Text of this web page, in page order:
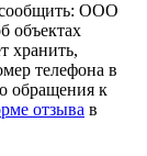
сообщить: ООО
объектах
хранить,
телефона в
обращения к
отзыва в